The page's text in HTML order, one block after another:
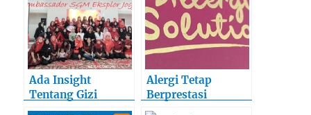
Ada Insight
Tentang Gizi
Seimbang dan
Alergi Tetap
Berprestasi